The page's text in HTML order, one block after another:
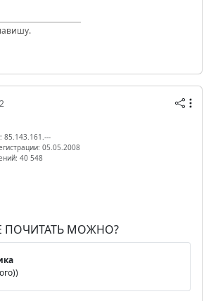
85.143.161.---
05.05.2008
40 548
ПОЧИТАТЬ МОЖНО?